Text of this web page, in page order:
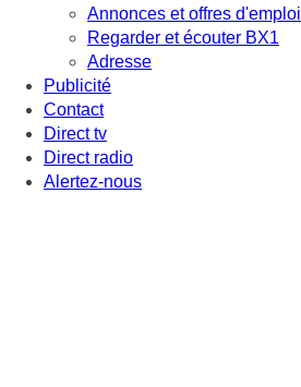
Annonces et offres d'emploi
Regarder et écouter BX1
Adresse
Publicité
Contact
Direct tv
Direct radio
Alertez-nous